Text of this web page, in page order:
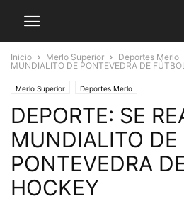
Inicio Merlo Superior Deportes Merlo
MUNDIALITO DE PONTEVEDRA DE
Merlo Superior Deportes Merlo
DEPORTE: SE
MUNDIALITO DE
PONTEVEDRA
HOCKEY